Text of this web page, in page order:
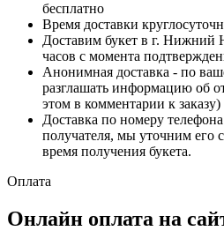
бесплатно
Время доставки
Доставим букет в г. Нижний
часов с момента
Анонимная доставка - по
разглашать информацию об
этом в комментарии к заказу)
Доставка по номеру
получателя, мы уточним его
время получения букета.
Оплата
Онлайн оплата на